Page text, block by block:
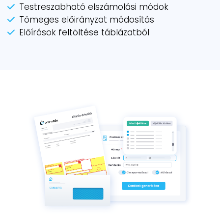
Testreszabható elszámolási módok
Tömeges előirányzat módosítás
Előírások feltöltése táblázatból